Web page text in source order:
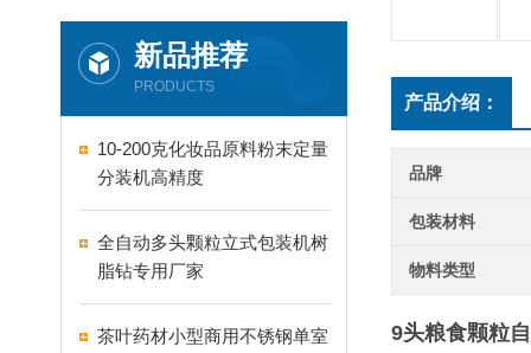
新品推荐
PRODUCTS
10-200克化妆品原料粉末定量
分装机高精度
全自动多头颗粒立式包装机树
脂钻专用厂家
茶叶药材小型商用不锈钢单室
产品介绍：
品牌
包装材料
物料类型
9头粮食颗粒